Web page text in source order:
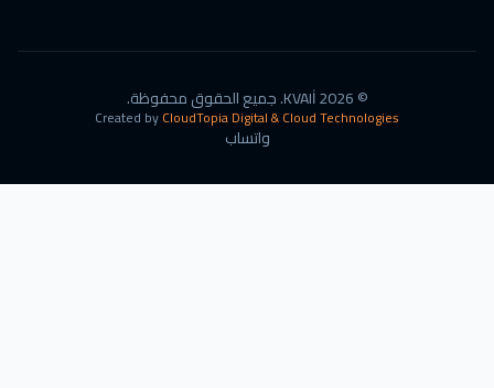
©
2026
KVAIİ. جميع الحقوق محفوظة.
Created byCloudTopia Digital & Cloud Technologies
واتساب